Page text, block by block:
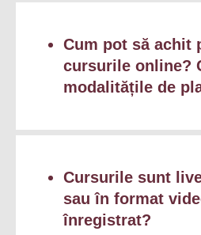
Cum pot să achit
cursurile online?
modalitățile de
Cursurile sunt
sau în format
înregistrat?